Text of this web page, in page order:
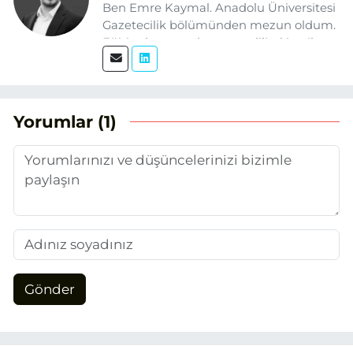
Ben Emre Kaymal. Anadolu Üniversitesi
Gazetecilik bölümünden mezun oldum.
Eğitim hayatım boyunca dijital içerik
üretimi ve arama motoru
üretiyorum. Haberlerimde güncel
verileri ve okuyucu odaklı yaklaşımı
temel alıyorum.
Yorumlar (1)
Gönder